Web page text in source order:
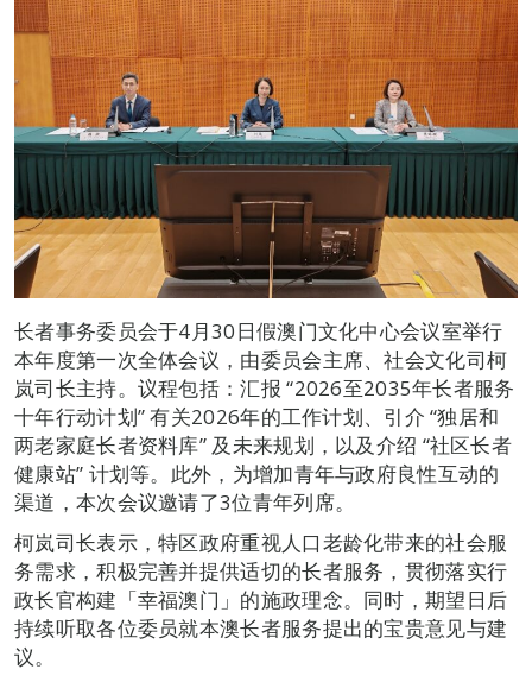
长者事务委员会于4月30日假澳门文化中心会议室举行
本年度第一次全体会议，由委员会主席、社会文化司柯
岚司长主持。议程包括：汇报 “2026至2035年长者服务
十年行动计划” 有关2026年的工作计划、引介 “独居和
两老家庭长者资料库” 及未来规划，以及介绍 “社区长者
健康站” 计划等。此外，为增加青年与政府良性互动的
渠道，本次会议邀请了3位青年列席。
柯岚司长表示，特区政府重视人口老龄化带来的社会服
务需求，积极完善并提供适切的长者服务，贯彻落实行
政长官构建「幸福澳门」的施政理念。同时，期望日后
持续听取各位委员就本澳长者服务提出的宝贵意见与建
议。